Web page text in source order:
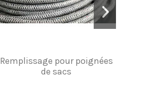
Remplissage pour poignées
de sacs